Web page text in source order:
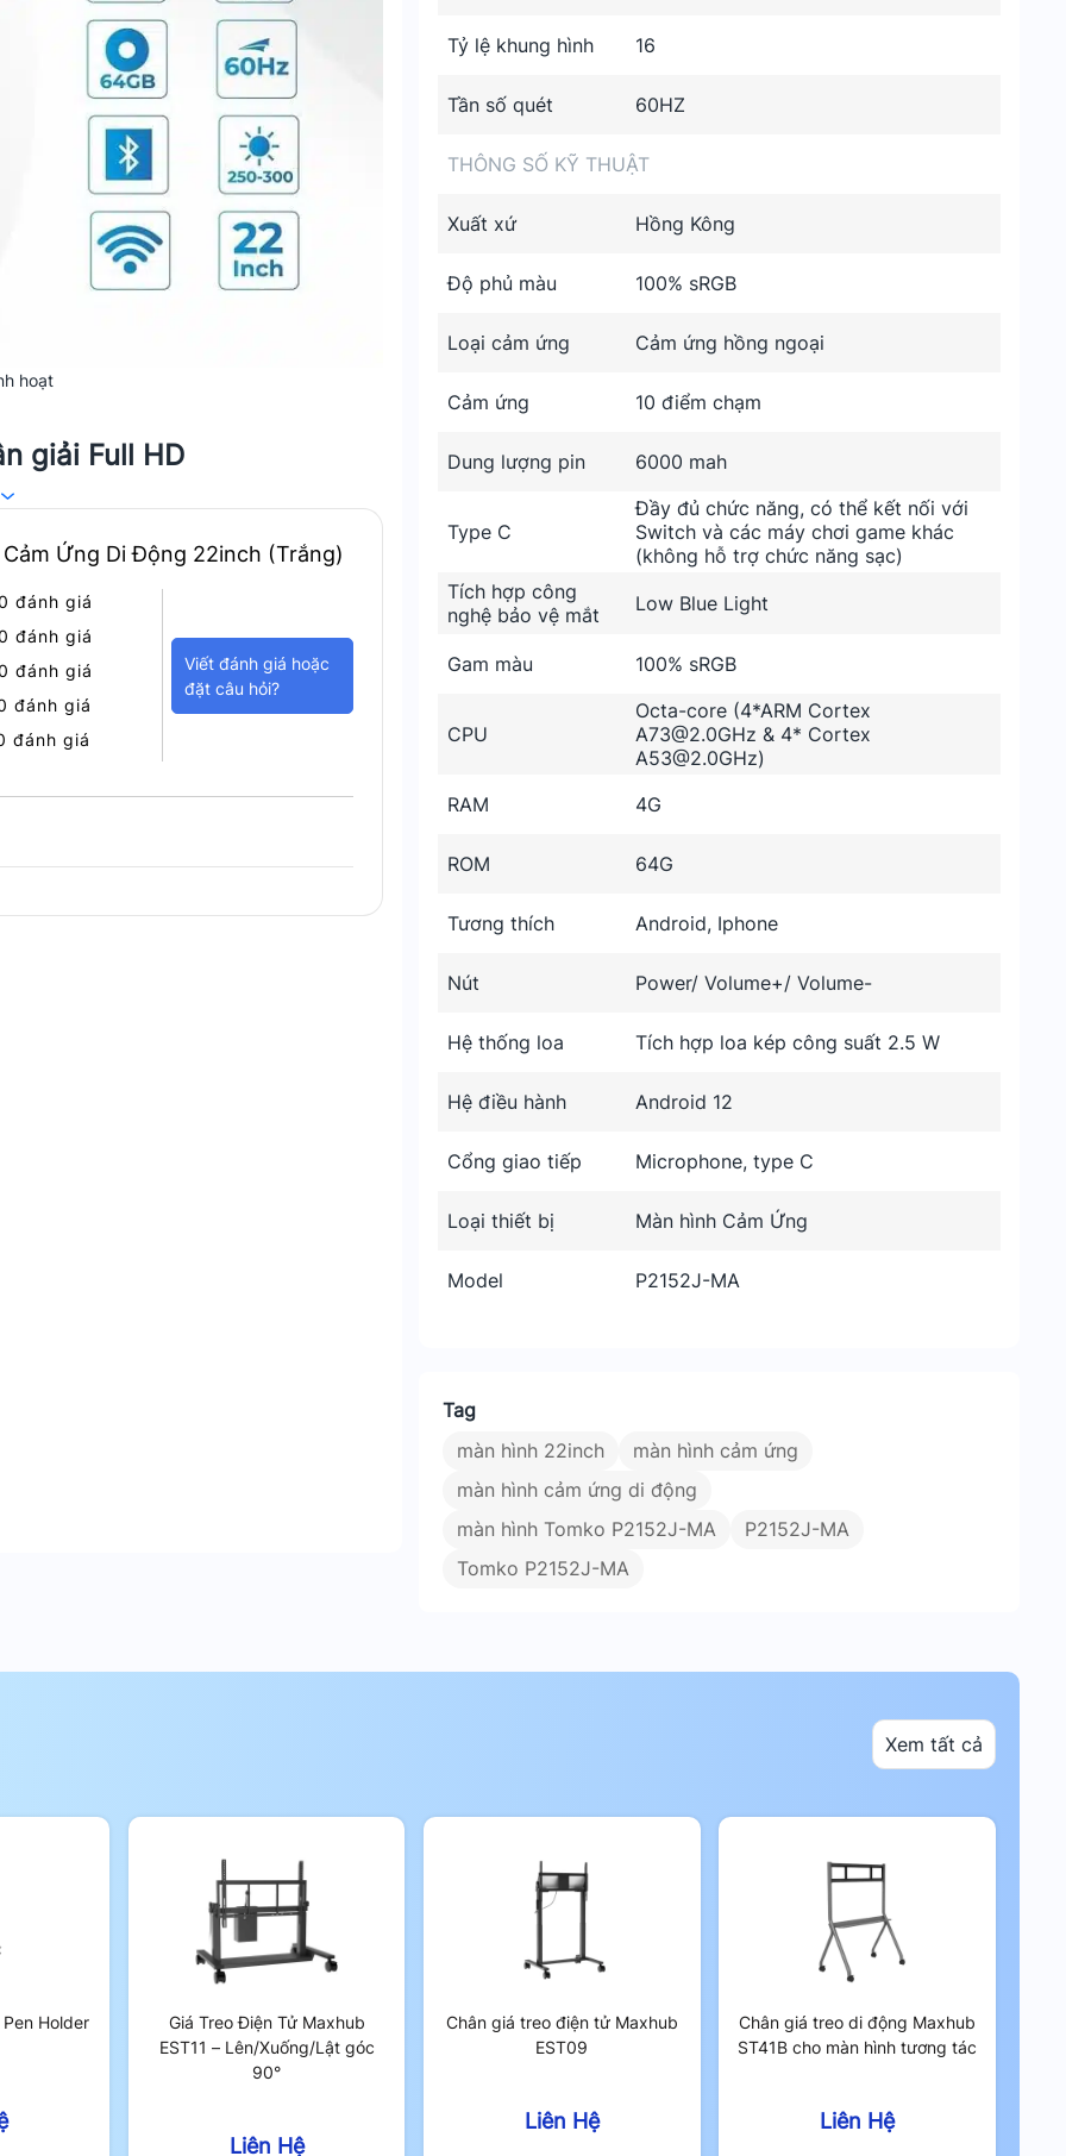
hoạt
giải Full HD
IPS, mang lại chất lượng hình ảnh sắc
Full HD (1920 x 1080) đảm bảo hình
màn hình từ mọi góc độ mà không bị
Ứng Di Động 22inch (Trắng)
đánh giá
đánh giá
đánh giá
đánh giá
đánh giá
Viết đánh giá hoặc
đặt câu hỏi?
Tỷ lệ khung hình 16
Tần số quét 60HZ
THÔNG SỐ KỸ THUẬT
Xuất xứ Hồng Kông
Độ phủ màu 100% sRGB
Loại cảm ứng Cảm ứng hồng ngoại
Cảm ứng 10 điểm chạm
Dung lượng pin 6000 mah
Type C
Đầy đủ chức năng, có thể kết nối với
Switch và các máy chơi game khác
(không hỗ trợ chức năng sạc)
Tích hợp công
nghệ bảo vệ mắt
Low Blue Light
Gam màu 100% sRGB
CPU
Octa-core (4*ARM Cortex
A73@2.0GHz & 4* Cortex
A53@2.0GHz)
RAM
4G
ROM 64G
Tương thích Android, Iphone
Nút Power/ Volume+/ Volume-
Hệ thống loa Tích hợp loa kép công suất 2.5 W
Hệ điều hành Android 12
Cổng giao tiếp Microphone, type C
Loại thiết bị Màn hình Cảm Ứng
Model P2152J-MA
Tag
màn hình 22inch
màn hình cảm ứng
màn hình cảm ứng di động
màn hình Tomko P2152J-MA
P2152J-MA
Tomko P2152J-MA
Xem tất cả
Holder
Giá Treo Điện Tử Maxhub
EST11 – Lên/Xuống/Lật góc
90°
Liên Hệ
Chân giá treo điện tử Maxhub
EST09
Liên Hệ
Chân giá treo di động Maxhub
ST41B cho màn hình tương tác
Liên Hệ